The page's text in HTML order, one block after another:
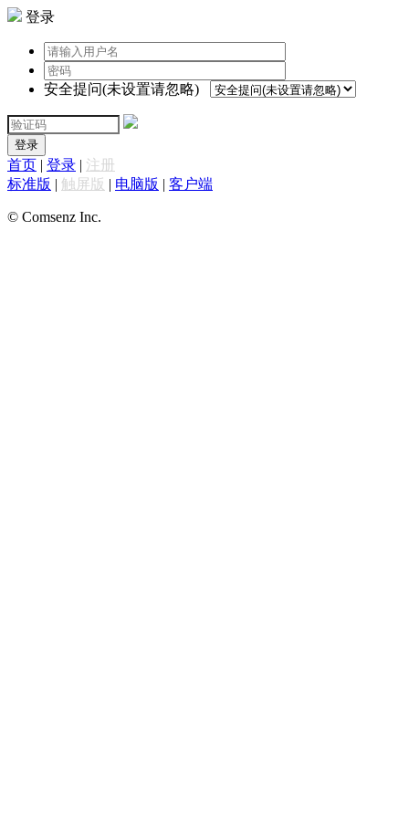
登录
安全提问(未设置请忽略)
登录
首页 | 登录 | 注册
标准版 | 触屏版 | 电脑版 | 客户端
© Comsenz Inc.